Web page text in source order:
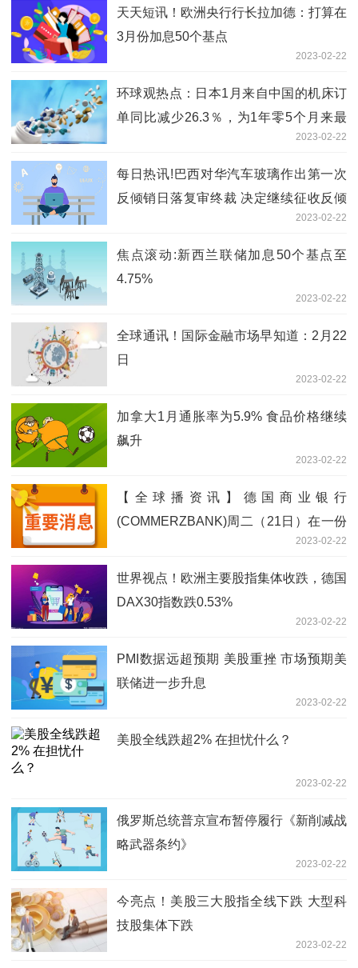
天天短讯！欧洲央行行长拉加德：打算在
3月份加息50个基点
2023-02-22
环球观热点：日本1月来自中国的机床订
单同比减少26.3％，为1年零5个月来最
2023-02-22
每日热讯!巴西对华汽车玻璃作出第一次
反倾销日落复审终裁 决定继续征收反倾
2023-02-22
焦点滚动:新西兰联储加息50个基点至
4.75%
2023-02-22
全球通讯！国际金融市场早知道：2月22
日
2023-02-22
加拿大1月通胀率为5.9% 食品价格继续
飙升
2023-02-22
【全球播资讯】德国商业银行
(COMMERZBANK)周二（21日）在一份
报告中称，下调上半年黄金价格预估至
1800美元/盎司
2023-02-22
世界视点！欧洲主要股指集体收跌，德国
DAX30指数跌0.53%
2023-02-22
PMI数据远超预期 美股重挫 市场预期美
联储进一步升息
2023-02-22
美股全线跌超2% 在担忧什么？
2023-02-22
俄罗斯总统普京宣布暂停履行《新削减战
略武器条约》
2023-02-22
今亮点！美股三大股指全线下跌 大型科
技股集体下跌
2023-02-22